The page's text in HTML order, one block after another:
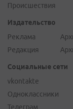
Происшествия
Издательство
Реклама
Редакция
Социальные сети
vkontakte
Одноклассники
Телеграм